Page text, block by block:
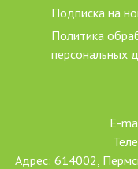
Подписка на
Политика
персональных
E-
Адрес: 614002,